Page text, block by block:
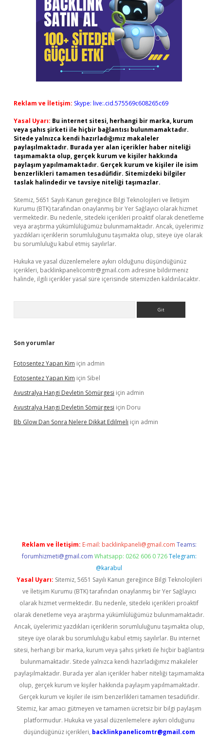
Reklam ve İletişim: Skype: live:.cid.575569c608265c69
Yasal Uyarı: Bu internet sitesi, herhangi bir marka, kurum
veya şahıs şirketi ile hiçbir bağlantısı bulunmamaktadır.
Sitede yalnızca kendi hazırladığımız makaleler
paylaşılmaktadır. Burada yer alan içerikler haber niteliği
taşımamakta olup, gerçek kurum ve kişiler hakkında
paylaşım yapılmamaktadır. Gerçek kurum ve kişiler ile isim
benzerlikleri tamamen tesadüfidir. Sitemizdeki bilgiler
taslak halindedir ve tavsiye niteliği taşımazlar.
Sitemiz, 5651 Sayılı Kanun gereğince Bilgi Teknolojileri ve İletişim
Kurumu (BTK) tarafından onaylanmış bir Yer Sağlayıcı olarak hizmet
vermektedir. Bu nedenle, sitedeki içerikleri proaktif olarak denetleme
veya araştırma yükümlülüğümüz bulunmamaktadır. Ancak, üyelerimiz
yazdıkları içeriklerin sorumluluğunu taşımakta olup, siteye üye olarak
bu sorumluluğu kabul etmiş sayılırlar.
Hukuka ve yasal düzenlemelere aykırı olduğunu düşündüğünüz
içerikleri, backlinkpanelicomtr@gmail.com adresine bildirmeniz
halinde, ilgili içerikler yasal süre içerisinde sitemizden kaldırılacaktır.
Son yorumlar
Fotosentez Yapan Kim için admin
Fotosentez Yapan Kim için Sibel
Avustralya Hangi Devletin Sömürgesi için admin
Avustralya Hangi Devletin Sömürgesi için Doru
Bb Glow Dan Sonra Nelere Dikkat Edilmeli için admin
Reklam ve İletişim: E-mail: backlinkpaneli@gmail.com Teams:
forumhizmeti@gmail.com Whatsapp: 0262 606 0 726 Telegram:
@karabul
Yasal Uyarı: Sitemiz, 5651 Sayılı Kanun gereğince Bilgi Teknolojileri
ve İletişim Kurumu (BTK) tarafından onaylanmış bir Yer Sağlayıcı
olarak hizmet vermektedir. Bu nedenle, sitedeki içerikleri proaktif
olarak denetleme veya araştırma yükümlülüğümüz bulunmamaktadır.
Ancak, üyelerimiz yazdıkları içeriklerin sorumluluğunu taşımakta olup,
siteye üye olarak bu sorumluluğu kabul etmiş sayılırlar. Bu internet
sitesi, herhangi bir marka, kurum veya şahıs şirketi ile hiçbir bağlantısı
bulunmamaktadır. Sitede yalnızca kendi hazırladığımız makaleler
paylaşılmaktadır. Burada yer alan içerikler haber niteliği taşımamakta
olup, gerçek kurum ve kişiler hakkında paylaşım yapılmamaktadır.
Gerçek kurum ve kişiler ile isim benzerlikleri tamamen tesadüfidir.
Sitemiz, kar amacı gütmeyen ve tamamen ücretsiz bir bilgi paylaşım
platformudur. Hukuka ve yasal düzenlemelere aykırı olduğunu
düşündüğünüz içerikleri, backlinkpanelicomtr@gmail.com